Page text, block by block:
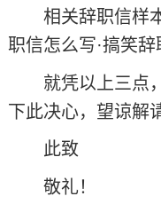
相关辞职信样
职信怎么写·搞笑
就凭以上三点
下此决心，望谅解
此致
敬礼！